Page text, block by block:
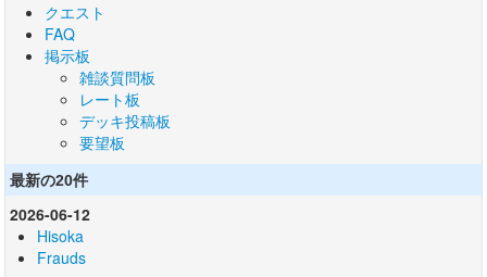
クエスト
FAQ
掲示板
雑談質問板
レート板
デッキ投稿板
要望板
最新の20件
2026-06-12
Hisoka
Frauds